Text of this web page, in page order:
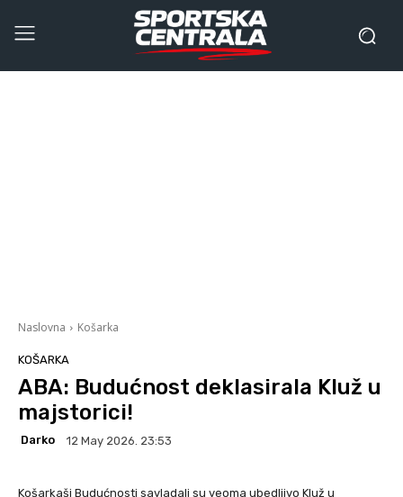
Naslovna Košarka
KOŠARKA
ABA: Budućnost deklasirala Kluž u
majstorici!
Darko 12 May 2026. 23:53
Košarkaši Budućnosti savladali su veoma ubedljivo Kluž u